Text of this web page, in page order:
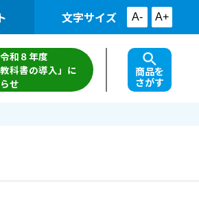
文字サイズ A- A+
和８年度
科書の導入」に
せ
商品を
さがす